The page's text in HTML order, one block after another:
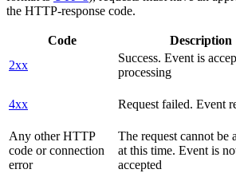
the HTTP-response code.
Code Description
2xx
Success. Event is
processing
4xx Request failed. Event
Any other HTTP
code or connection
error
The request cannot be
at this time. Event is
accepted